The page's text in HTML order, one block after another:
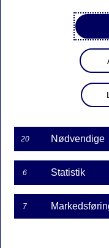
NORDEAS
Hvilke
danskerne
20 Nødvendige
6 Statistik
7